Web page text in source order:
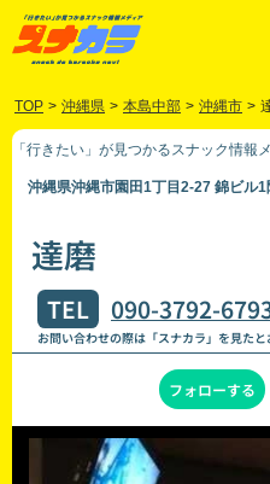
TOP > 沖縄県 > 本島中部 > 沖縄市 >
「行きたい」が見つかるスナック情報
沖縄県沖縄市園田1丁目2-27 錦ビル1
達磨
TEL 090-3792-
お問い合わせの際は「スナカラ」を見た
フォローする